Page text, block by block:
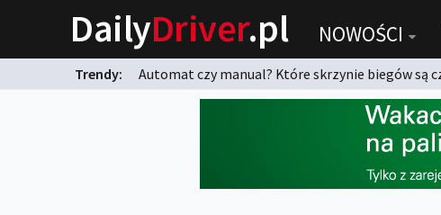
DailyDriver.pl NOWOŚCI
Trendy: Automat czy manual? Które skrzynie biegów są